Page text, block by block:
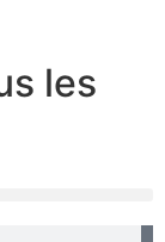
les